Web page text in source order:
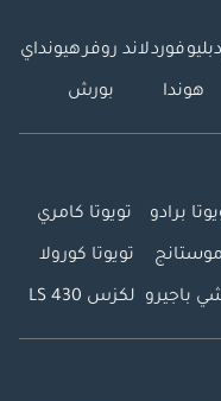
فوردلاند روفرهيونداي
هوندا بورش
برادو تويوتا كامري
تويوتا كورولا
باجيرو لكزس LS 430